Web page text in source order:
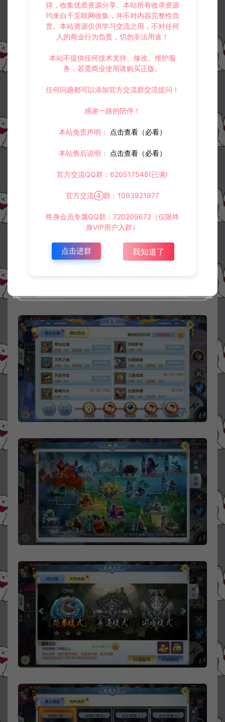
得，收集优质资源分享。本站所有收录资源
均来自于互联网收集，并不对内容完整性负
责。本站资源仅供学习交流之用，不对任何
人的商业行为负责，切勿非法用途！
本站不提供任何技术支持、修改、维护服
务，若需商业使用请购买正版。
任何问题都可以添加官方交流群交流提问！
感谢一路的陪伴！
本站免责声明： 点击查看（必看）
本站售后说明： 点击查看（必看）
官方交流QQ群：620517548(已满)
官方交流④群：1093921977
终身会员专属QQ群：720209672（仅限终
身VIP用户入群）
点击进群 我知道了